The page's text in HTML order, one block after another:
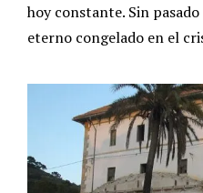
hoy constante. Sin
eterno congelado en el